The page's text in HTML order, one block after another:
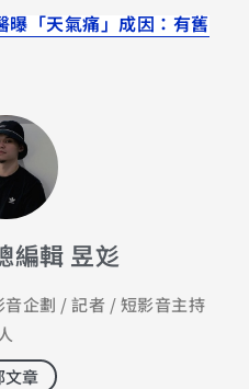
曝「天氣痛」成因：有舊
編輯 昱彣
企劃 / 記者 / 短影音主持
人
文章